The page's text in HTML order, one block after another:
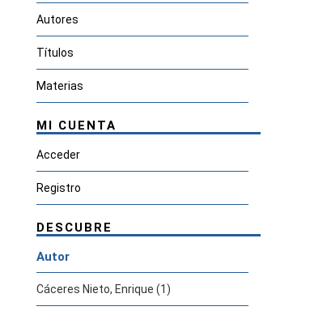
Autores
Títulos
Materias
MI CUENTA
Acceder
Registro
DESCUBRE
Autor
Cáceres Nieto, Enrique (1)